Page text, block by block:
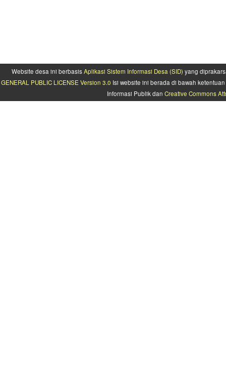
Website desa ini berbasisAplikasi Sistem Informasi Desa (SID) yang
GENERAL PUBLIC LICENSE Version 3.0 Isi website ini berada di bawah
Informasi Publik dan Creative Commons